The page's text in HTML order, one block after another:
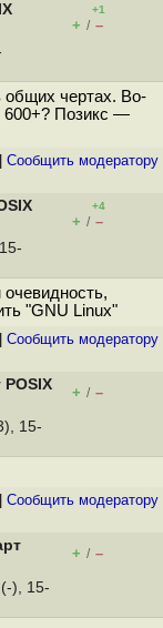
+1
+ / –
общих чертах. Во-
600+? Позикс —
Cообщить модератору
+4
+ / –
очевидность,
"GNU Linux"
Cообщить модератору
+ / –
15-
Cообщить модератору
+ / –
(-), 15-